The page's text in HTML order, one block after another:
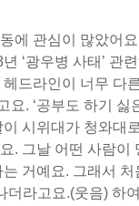
에 관심이 많았어
‘광우병 사태’ 관
드라인이 너무 다
요. ‘공부도 하기
시위대가 청와대
. 그날 어떤 사람이
거예요. 그래서
더라고요.(웃음) 하